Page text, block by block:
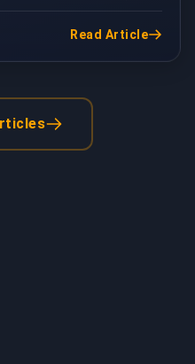
ma timeli...
Read Article